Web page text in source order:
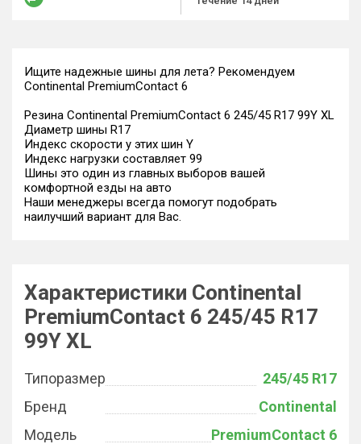
Ищите надежные шины для лета? Рекомендуем
Continental PremiumContact 6
Резина Continental PremiumContact 6 245/45 R17 99Y XL
Диаметр шины R17
Индекс скорости у этих шин Y
Индекс нагрузки составляет 99
Шины это один из главных выборов вашей
комфортной езды на авто
Наши менеджеры всегда помогут подобрать
наилучший вариант для Вас.
Характеристики Continental
PremiumContact 6 245/45 R17
99Y XL
Типоразмер
245/45 R17
Бренд
Continental
Модель
PremiumContact 6